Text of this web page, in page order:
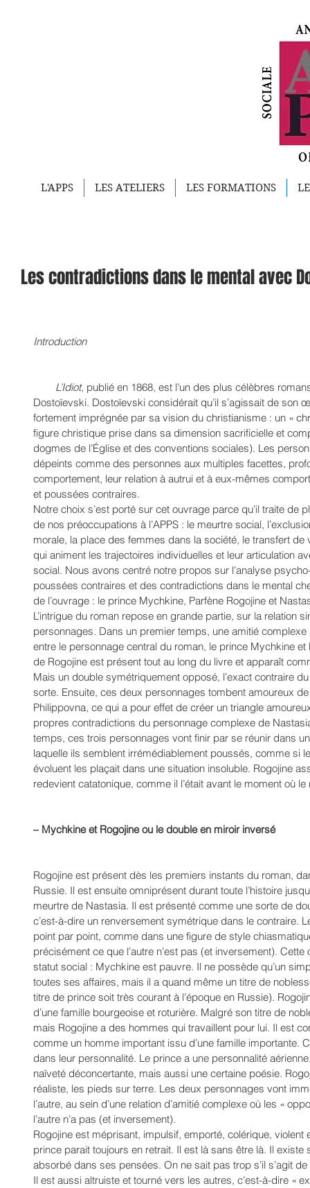
L'APPS LES ATELIERS LES FORMATIONS
Les contradictions dans le mental avec
Introduction
L’Idiot, publié en 1868, est l’un des plus célèbres
Dostoïevski. Dostoïevski considérait qu’il s’agissait de son
fortement imprégnée par sa vision du christianisme : un «
figure christique prise dans sa dimension sacrificielle et
dogmes de l’Église et des conventions sociales). Les
dépeints comme des personnes aux multiples facettes,
comportement, leur relation à autrui et à eux-mêmes
et poussées contraires.
Notre choix s’est porté sur cet ouvrage parce qu’il traite
de nos préoccupations à l’APPS : le meurtre social,
morale, la place des femmes dans la société, le transfert
qui animent les trajectoires individuelles et leur articulation
social. Nous avons centré notre propos sur l’analyse
poussées contraires et des contradictions dans le mental
de l’ouvrage : le prince Mychkine, Parfène Rogojine et
L’intrigue du roman repose en grande partie, sur la relation
personnages. Dans un premier temps, une amitié
entre le personnage central du roman, le prince Mychkine
de Rogojine est présent tout au long du livre et apparaît
Mais un double symétriquement opposé, l’exact contraire
sorte. Ensuite, ces deux personnages tombent amoureux
Philippovna, ce qui a pour effet de créer un triangle
propres contradictions du personnage complexe de
temps, ces trois personnages vont finir par se réunir dans
laquelle ils semblent irrémédiablement poussés, comme si
évoluent les plaçait dans une situation insoluble. Rogojine
redevient catatonique, comme il l’était avant le moment où
– Mychkine et Rogojine ou le double en miroir inversé
Rogojine est présent dès les premiers instants du roman,
Russie. Il est ensuite omniprésent durant toute l’histoire
meurtre de Nastasia. Il est présenté comme une sorte de
c’est-à-dire un renversement symétrique dans le contraire.
point par point, comme dans une figure de style
précisément ce que l’autre n’est pas (et inversement).
statut social : Mychkine est pauvre. Il ne possède qu’un
toutes ses affaires, mais il a quand même un titre de
titre de prince soit très courant à l’époque en Russie).
d’une famille bourgeoise et roturière. Malgré son titre de
mais Rogojine a des hommes qui travaillent pour lui. Il est
comme un homme important issu d’une famille importante.
dans leur personnalité. Le prince a une personnalité
naïveté déconcertante, mais aussi une certaine poésie.
réaliste, les pieds sur terre. Les deux personnages vont
l’autre, au sein d’une relation d’amitié complexe où les «
l’autre n’a pas (et inversement).
Rogojine est méprisant, impulsif, emporté, colérique, violent
prince parait toujours en retrait. Il est là sans être là. Il
absorbé dans ses pensées. On ne sait pas trop s’il s’agit
Il est aussi altruiste et tourné vers les autres, c’est-à-dire «